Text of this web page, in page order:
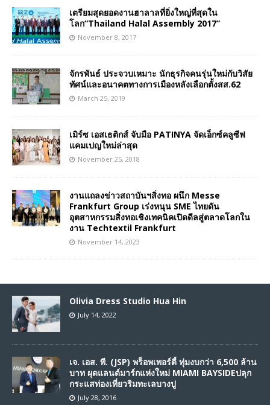
เตรียมสุดยอดงานฮาลาลที่ยิ่งใหญ่ที่สุดใน
โลก“Thailand Halal Assembly 2017”
November 8, 2017
จักรพันธ์ ประจวบเหมาะ นักธุรกิจคนรุ่นใหม่กับวิสัย
ทัศน์และอนาคตทางการเมืองหลังเลือกตั้งสส.62
March 25, 2019
เมิร์ซ เอสเธติกส์ จับมือ PATINYA จัดเอ็กซ์คลูซีฟ
แคมเปญใหม่ล่าสุด
November 25, 2018
งานแถลงข่าวสถาบันฯสิ่งทอ ผนึก Messe
Frankfurt Group เร่งหนุน SME ไทยดัน
อุตสาหกรรมสิ่งทอเชิงเทคนิคเปิดดีลสู่ตลาดโลกใน
งาน Techtextil Frankfurt
November 14, 2023
Olivia Dress Studio Hua Hin
July 14, 2022
เจ. เอส. พี. (JSP) พร็อพเพอร์ตี้ ทุ่มงบกว่า 6,500 ล้าน
บาท ผุดแลนด์มาร์กแห่งใหม่ MIAMI BAYSIDEปลุก
กระแสท่องเที่ยวริมทะเลบางปู
July 28, 2016